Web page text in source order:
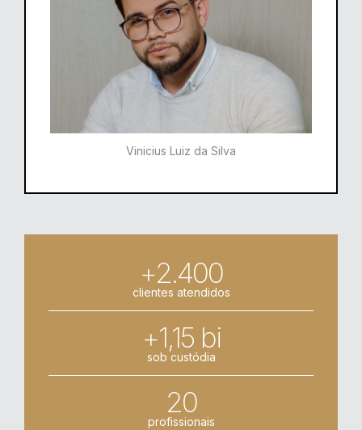
Vinicius Luiz da Silva
+2.400
clientes atendidos
+1,15 bi
sob custódia
20
profissionais